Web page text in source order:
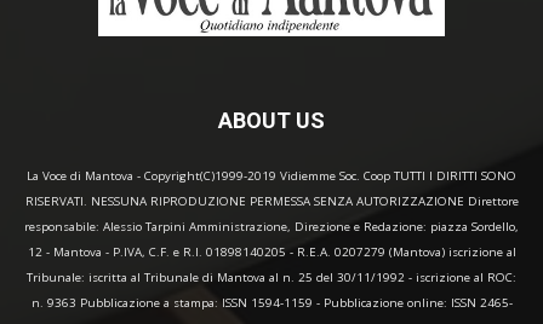
ABOUT US
La Voce di Mantova - Copyright(C)1999-2019 Vidiemme Soc. Coop TUTTI I DIRITTI SONO
RISERVATI. NESSUNA RIPRODUZIONE PERMESSA SENZA AUTORIZZAZIONE Direttore
responsabile: Alessio Tarpini Amministrazione, Direzione e Redazione: piazza Sordello,
12 - Mantova - P.IVA, C.F. e R.I. 01898140205 - R.E.A. 0207279 (Mantova) iscrizione al
Tribunale: iscritta al Tribunale di Mantova al n. 25 del 30/11/1992 - iscrizione al ROC:
n. 9363 Pubblicazione a stampa: ISSN 1594-1159 - Pubblicazione online: ISSN 2465-